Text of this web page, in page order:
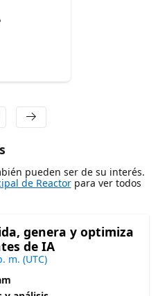
pueden ser de su interés.
de Reactorpara ver todos
genera y optimiza
de IA
m. (UTC)